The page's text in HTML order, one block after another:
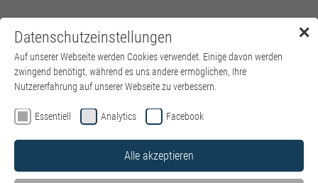
Menü
✕
Datenschutzeinstellungen
Auf unserer Webseite werden Cookies verwendet. Einige davon werden
zwingend benötigt, während es uns andere ermöglichen, Ihre
Nutzererfahrung auf unserer Webseite zu verbessern.
Essentiell Analytics Facebook
Alle akzeptieren